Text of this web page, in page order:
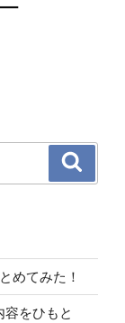
めてみた！
をひもと